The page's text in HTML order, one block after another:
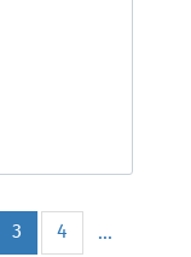
3 4
...